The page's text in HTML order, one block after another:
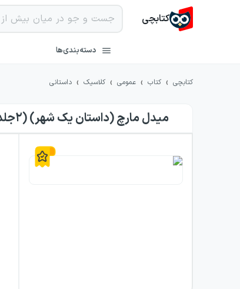
کتابچی
دسته‌بندی‌ها
کتابچی › کتاب › عمومی › کلاسیک › داستانی
میدل مارچ (داستان یک شهر) (۲جلدی)